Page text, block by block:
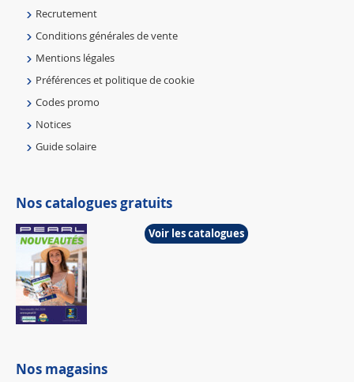
Recrutement
Conditions générales de vente
Mentions légales
Préférences et politique de cookie
Codes promo
Notices
Guide solaire
Nos catalogues gratuits
Voir les catalogues
Nos magasins